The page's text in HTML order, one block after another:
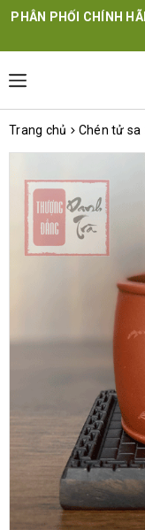
PHÂN PHỐI CHÍNH
Trang chủ Chén tử sa